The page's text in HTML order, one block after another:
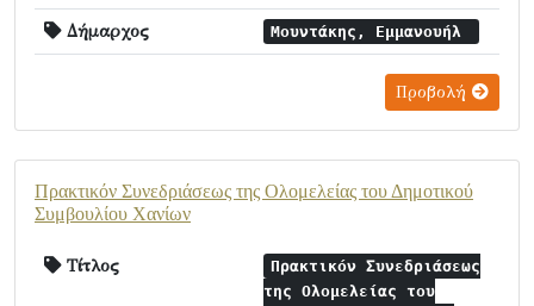
Δήμαρχος Μουντάκης, Εμμανουήλ
Προβολή
Πρακτικόν Συνεδριάσεως της Ολομελείας του Δημοτικού
Συμβουλίου Χανίων
Τίτλος
Πρακτικόν Συνεδριάσεως
της Ολομελείας του